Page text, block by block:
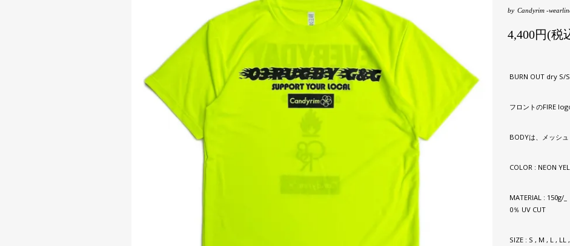
by Candyrim -
4,400円(税
BURN OUT dry S/S
フロントのFIRE
BODYは、メッシュ
COLOR : NEON
MATERIAL : 150g/
0％ UV CUT
SIZE : S , M , L , LL